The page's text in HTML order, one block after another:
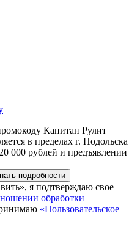
Капитан Рулит
в пределах г. Подольска
000 рублей и предъявлении
Узнать подробности
я подтверждаю свое
обработки
«Пользовательское